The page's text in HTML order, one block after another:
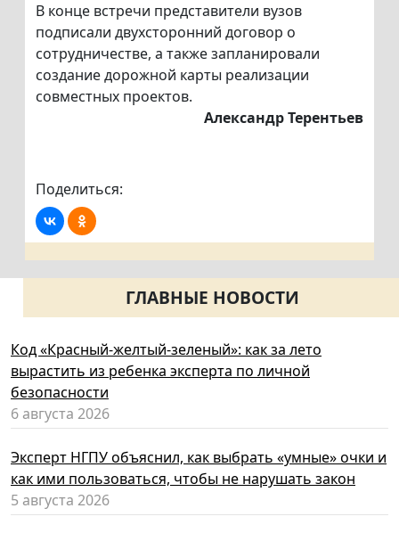
В конце встречи представители вузов
подписали двухсторонний договор о
сотрудничестве, а также запланировали
создание дорожной карты реализации
совместных проектов.
Александр Терентьев
Поделиться:
ГЛАВНЫЕ НОВОСТИ
Код «Красный-желтый-зеленый»: как за лето
вырастить из ребенка эксперта по личной
безопасности
6 августа 2026
Эксперт НГПУ объяснил, как выбрать «умные» очки и
как ими пользоваться, чтобы не нарушать закон
5 августа 2026